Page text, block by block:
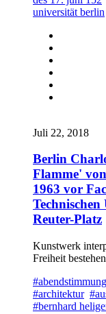
universität berlin
Juli 22, 2018
Berlin
Flamme'
1963 vor
Reuter-Platz
Kunstwerk
Freiheit
#abendstimmung
#architektur
#bernhard